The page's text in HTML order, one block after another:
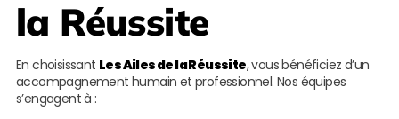
la Réussite
En choisissant Les Ailes de la Réussite, vous bénéficiez d’un
accompagnement humain et professionnel. Nos équipes
s’engagent à :